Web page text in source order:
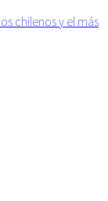
chilenos y el más